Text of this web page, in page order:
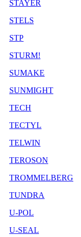
STAYER
STELS
STP
STURM!
SUMAKE
SUNMIGHT
TECH
TECTYL
TELWIN
TEROSON
TROMMELBERG
TUNDRA
U-POL
U-SEAL